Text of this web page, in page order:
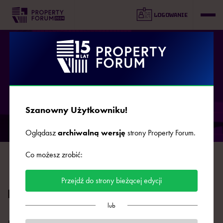
LOGOWANIE
2024.09.16
DZIEŃ 2
HIGHLIGHTS: PropTech
Szanowny Użytkowniku!
Oglądasz archiwalną wersję strony Property Forum.
Co możesz zrobić:
Przejdź do strony bieżącej edycji
lub